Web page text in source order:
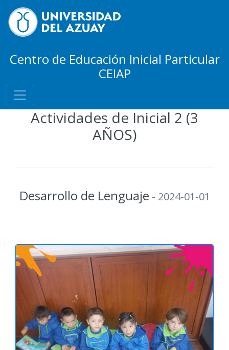
Centro de Educación Inicial Particular
CEIAP
Actividades de Inicial 2 (3
AÑOS)
Desarrollo de Lenguaje - 2024-01-01